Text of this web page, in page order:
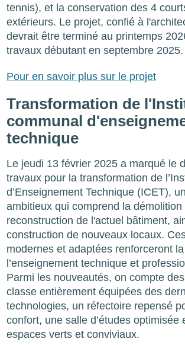
tennis), et la conservation des 4
extérieurs. Le projet, confié à
devrait être terminé au printemps
travaux débutant en septembre 2025.
Pour en savoir plus sur le projet
Transformation de
communal
technique
Le jeudi 13 février 2025 a marqué le
travaux pour la transformation de
d’Enseignement Technique (ICET),
ambitieux qui comprend la démolition
reconstruction de l'actuel bâtiment,
construction de nouveaux locaux.
modernes et adaptées renforceront
l’enseignement technique et
Parmi les nouveautés, on compte
classe entièrement équipées des
technologies, un réfectoire repensé
confort, une salle d’études optimisée
espaces verts et conviviaux.